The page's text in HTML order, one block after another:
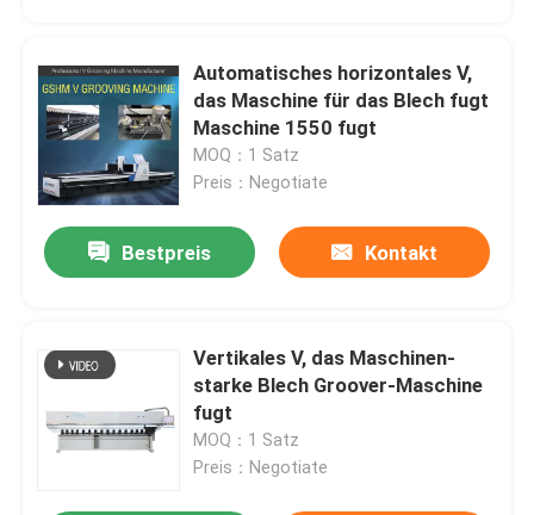
Automatisches horizontales V,
das Maschine für das Blech fugt
Maschine 1550 fugt
MOQ：1 Satz
Preis：Negotiate
Bestpreis Kontakt
Vertikales V, das Maschinen-
starke Blech Groover-Maschine
fugt
MOQ：1 Satz
Preis：Negotiate